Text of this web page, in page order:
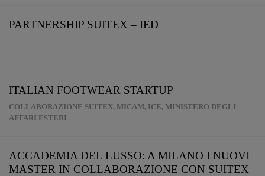
PARTNERSHIP SUITEX – IED
ITALIAN FOOTWEAR STARTUP
COLLABORAZIONE SUITEX, MICAM, ICE, MINISTERO DEGLI
AFFARI ESTERI
ACCADEMIA DEL LUSSO: A MILANO I NUOVI
MASTER IN COLLABORAZIONE CON SUITEX